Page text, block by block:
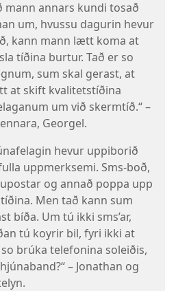
mann annars kundi tosað
um, hvussu dagurin hevur
kann mann lætt koma at
tíðina burtur. Tað er so
sum skal gerast, at
at skift kvalitetstíðina
um við skermtíð.“ –
Georgel.
hevur uppiborið
uppmerksemi. Sms-boð,
og annað poppa upp
Men tað kann sum
bíða. Um tú ikki sms’ar,
tú koyrir bil, fyri ikki at
brúka telefonina soleiðis,
– Jonathan og